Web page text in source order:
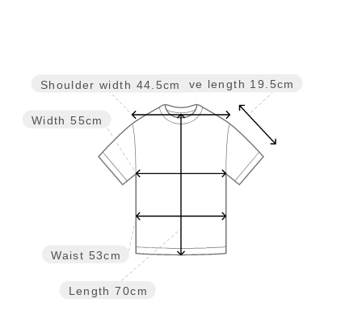
Sleeve length 19.5cm
Length 70cm
Waist 53cm
Width 55cm
Shoulder width 44.5cm